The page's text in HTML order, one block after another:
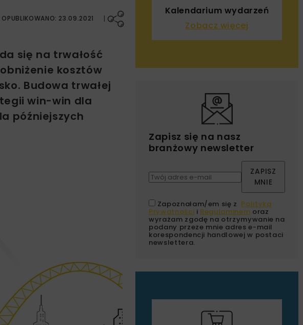
OPUBLIKOWANO: 23.09.2021
się na trwałość
kosztów
Budowa trwałej
win-win dla
późniejszych
Kalendarium wydarzeń
Zobacz więcej
Zapisz się na nasz
branżowy newsletter
ZAPISZ
MNIE
Zapoznałam/em się z Polityką
Prywatności i Regulaminem oraz
wyrażam zgodę na otrzymywanie na
podany przeze mnie adres e-mail
korespondencji handlowej w postaci
newslettera.